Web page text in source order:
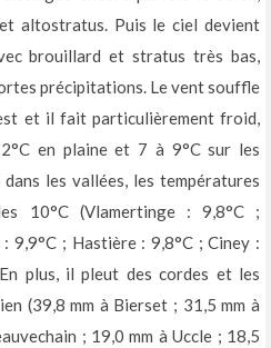
altostratus. Puis le ciel devient
brouillard et stratus très bas,
précipitations. Le vent souffle
et il fait particulièrement froid,
en plaine et 7 à 9°C sur les
les vallées, les températures
10°C (Vlamertinge : 9,8°C ;
9,9°C ; Hastière : 9,8°C ; Ciney :
plus, il pleut des cordes et les
(39,8 mm à Bierset ; 31,5 mm à
; 19,0 mm à Uccle ; 18,5